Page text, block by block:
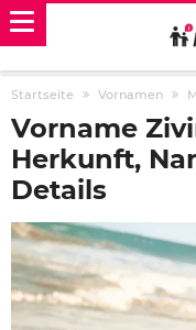
Startseite Vornamen
Vorname
Herkunft,
Details